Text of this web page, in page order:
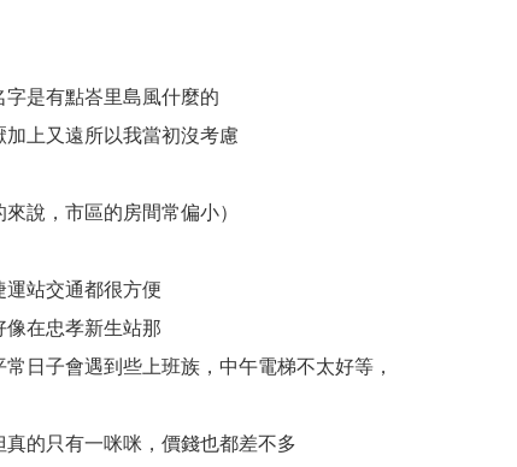
是有點峇里島風什麼的
上又遠所以我當初沒考慮
說，市區的房間常偏小）
站交通都很方便
在忠孝新生站那
日子會遇到些上班族，中午電梯不太好等，
的只有一咪咪，價錢也都差不多